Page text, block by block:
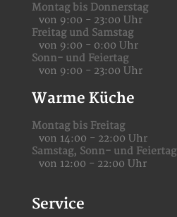
Montag bis Donnerstag
von 9:00 - 23:00 Uhr
Freitag und Samstag
von 9:00 - 0:00 Uhr
Sonn- und Feiertag
von 9:00 - 23:00 Uhr
Warme Küche
Montag bis Freitag
von 14:00 - 22:00 Uhr
Samstag, Sonn- und Feiertag
von 12:00 - 22:00 Uhr
Service